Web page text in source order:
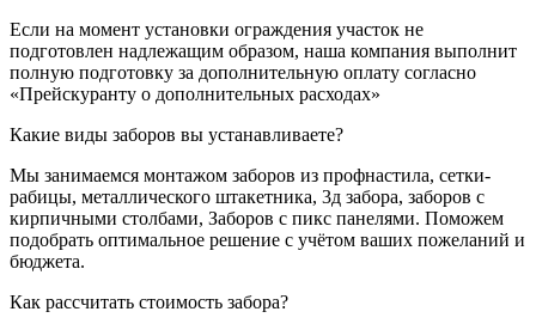
Если на момент установки ограждения участок не
подготовлен надлежащим образом, наша компания выполнит
полную подготовку за дополнительную оплату согласно
«Прейскуранту о дополнительных расходах»
Какие виды заборов вы устанавливаете?
Мы занимаемся монтажом заборов из профнастила, сетки-
рабицы, металлического штакетника, 3д забора, заборов с
кирпичными столбами, Заборов с пикс панелями. Поможем
подобрать оптимальное решение с учётом ваших пожеланий и
бюджета.
Как рассчитать стоимость забора?